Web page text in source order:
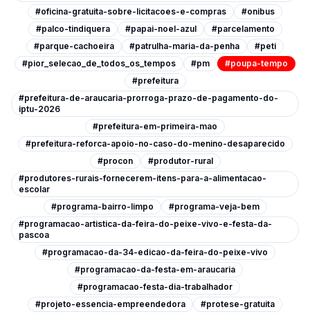
#oficina-gratuita-sobre-licitacoes-e-compras
#onibus
#palco-tindiquera
#papai-noel-azul
#parcelamento
#parque-cachoeira
#patrulha-maria-da-penha
#peti
#pior_selecao_de_todos_os_tempos
#pm
#poupa-tempo
#prefeitura
#prefeitura-de-araucaria-prorroga-prazo-de-pagamento-do-
iptu-2026
#prefeitura-em-primeira-mao
#prefeitura-reforca-apoio-no-caso-do-menino-desaparecido
#procon
#produtor-rural
#produtores-rurais-fornecerem-itens-para-a-alimentacao-
escolar
#programa-bairro-limpo
#programa-veja-bem
#programacao-artistica-da-feira-do-peixe-vivo-e-festa-da-
pascoa
#programacao-da-34-edicao-da-feira-do-peixe-vivo
#programacao-da-festa-em-araucaria
#programacao-festa-dia-trabalhador
#projeto-essencia-empreendedora
#protese-gratuita